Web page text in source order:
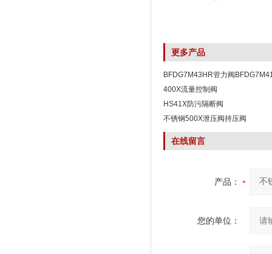
更多产品
BFDG7M43HR管力阀
阀
400X流量控制阀
HS41X防污隔断阀
不锈钢500X泄压阀持压阀
在线留言
产品：
您的单位：